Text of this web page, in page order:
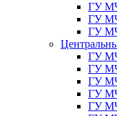
ГУ
ГУ
ГУ
ГУ
ГУ
ГУ
ГУ
ГУ